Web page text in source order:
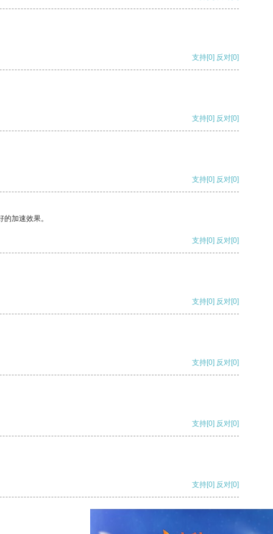
支持[0] 反对[0]
支持[0] 反对[0]
支持[0] 反对[0]
加速效果。
支持[0] 反对[0]
支持[0] 反对[0]
支持[0] 反对[0]
支持[0] 反对[0]
支持[0] 反对[0]